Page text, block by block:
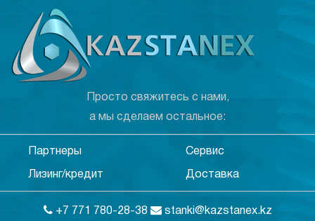
Просто свяжитесь с нами,
а мы сделаем остальное:
Партнеры Сервис
Лизинг/кредит Доставка
+7 771 780-28-38 stanki@kazstanex.kz